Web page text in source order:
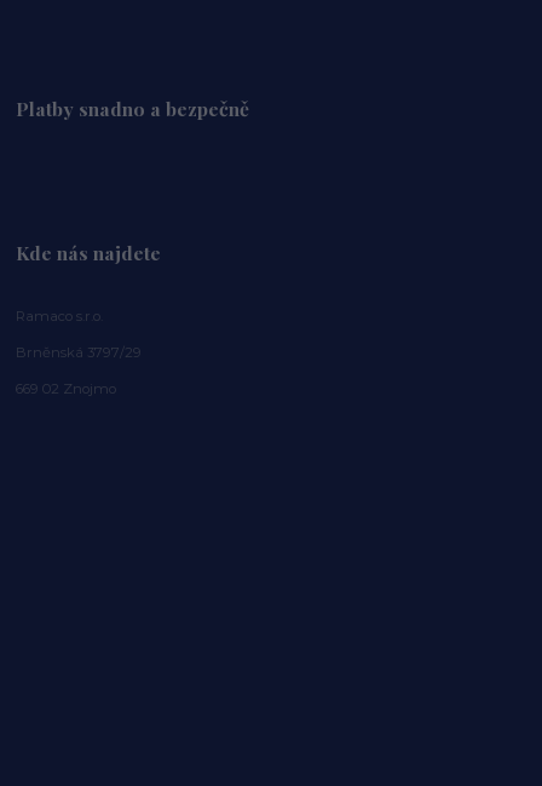
Platby snadno a bezpečně
Kde nás najdete
Ramaco s.r.o.
Brněnská 3797/29
669 02 Znojmo